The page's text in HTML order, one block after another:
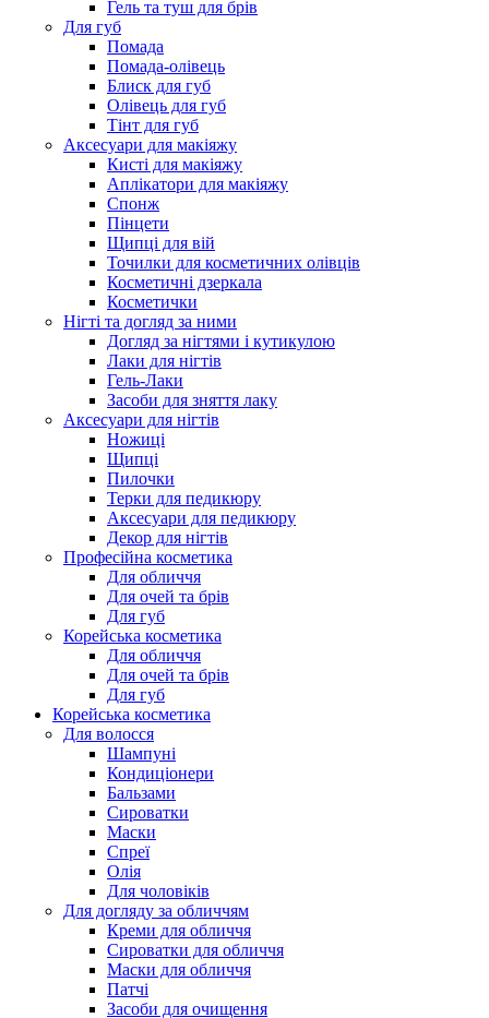
Гель та туш для брів
Для губ
Помада
Помада-олівець
Блиск для губ
Олівець для губ
Тінт для губ
Аксесуари для макіяжу
Кисті для макіяжу
Аплікатори для макіяжу
Спонж
Пінцети
Щипці для вій
Точилки для косметичних олівців
Косметичні дзеркала
Косметички
Нігті та догляд за ними
Догляд за нігтями і кутикулою
Лаки для нігтів
Гель-Лаки
Засоби для зняття лаку
Аксесуари для нігтів
Ножиці
Щипці
Пилочки
Терки для педикюру
Аксесуари для педикюру
Декор для нігтів
Професійна косметика
Для обличчя
Для очей та брів
Для губ
Корейська косметика
Для обличчя
Для очей та брів
Для губ
Корейська косметика
Для волосся
Шампуні
Кондиціонери
Бальзами
Сироватки
Маски
Спреї
Олія
Для чоловіків
Для догляду за обличчям
Креми для обличчя
Сироватки для обличчя
Маски для обличчя
Патчі
Засоби для очищення